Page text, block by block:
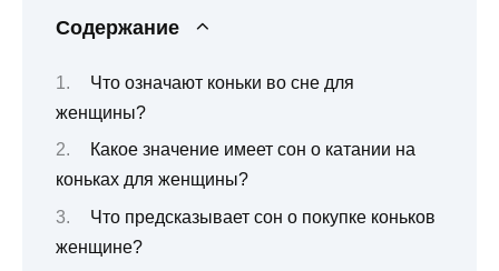
Содержание
Что означают коньки во сне для
женщины?
Какое значение имеет сон о катании на
коньках для женщины?
Что предсказывает сон о покупке коньков
женщине?